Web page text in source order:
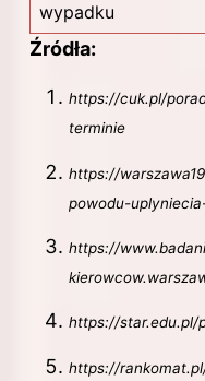
wypadku
Źródła:
https://cuk.pl/
terminie
https://
powodu-
https://
https://star.edu.pl/
https://